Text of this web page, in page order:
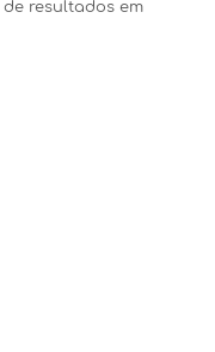
resultados em